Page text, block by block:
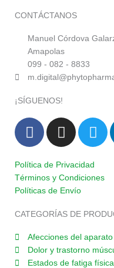
CONTÁCTANOS
Manuel Córdova
Amapolas
099 - 082 - 8833
¡SÍGUENOS!
F
a
e
b
o
o
-
f
I
n
t
a
g
r
m
T
w
t
t
r
Política de Privacidad
Términos y Condiciones
Políticas de Envío
CATEGORÍAS DE
Afecciones del
Dolor y trastorno
Estados de fatiga